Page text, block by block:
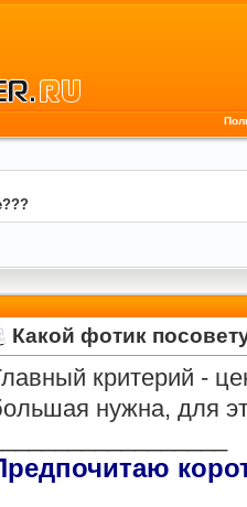
Какой фотик
критерий -
нужна, для